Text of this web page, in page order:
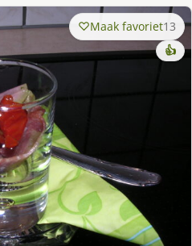
Maak favoriet13
👍